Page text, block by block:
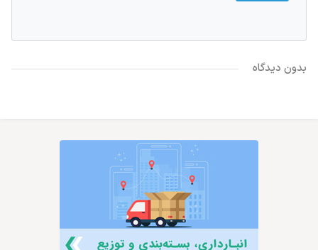
بدون دیدگاه